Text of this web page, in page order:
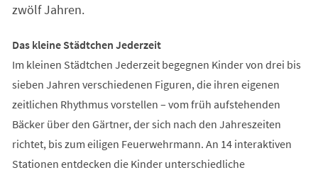
zwölf Jahren.
Das kleine Städtchen Jederzeit
Im kleinen Städtchen Jederzeit begegnen Kinder von drei bis
sieben Jahren verschiedenen Figuren, die ihren eigenen
zeitlichen Rhythmus vorstellen – vom früh aufstehenden
Bäcker über den Gärtner, der sich nach den Jahreszeiten
richtet, bis zum eiligen Feuerwehrmann. An 14 interaktiven
Stationen entdecken die Kinder unterschiedliche